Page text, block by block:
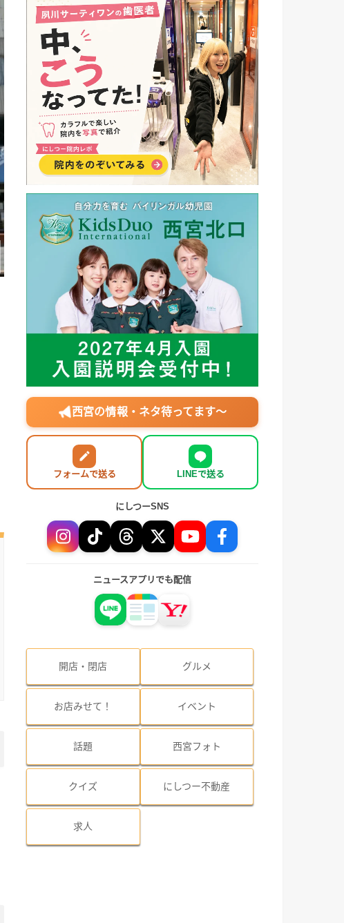
西宮の情報・ネタ待ってます〜
フォームで送る LINEで送る
にしつーSNS
ニュースアプリでも配信
開店・閉店 グルメ
お店みせて！ イベント
話題 西宮フォト
クイズ にしつー不動産
求人